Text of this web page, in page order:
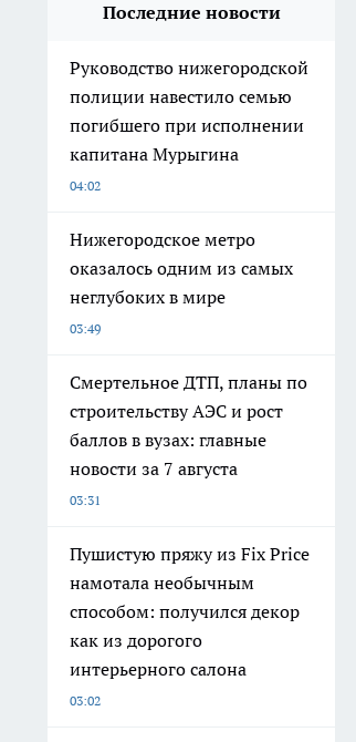
Последние новости
Руководство нижегородской
полиции навестило семью
погибшего при исполнении
капитана Мурыгина
04:02
Нижегородское метро
оказалось одним из самых
неглубоких в мире
03:49
Смертельное ДТП, планы по
строительству АЭС и рост
баллов в вузах: главные
новости за 7 августа
03:31
Пушистую пряжу из Fix Price
намотала необычным
способом: получился декор
как из дорогого
интерьерного салона
03:02